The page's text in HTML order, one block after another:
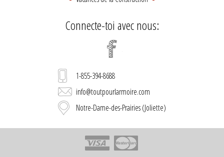
Connecte-toi avec nous:
1-855-394-8688
info@toutpourlarmoire.com
Notre-Dame-des-Prairies (Joliette)